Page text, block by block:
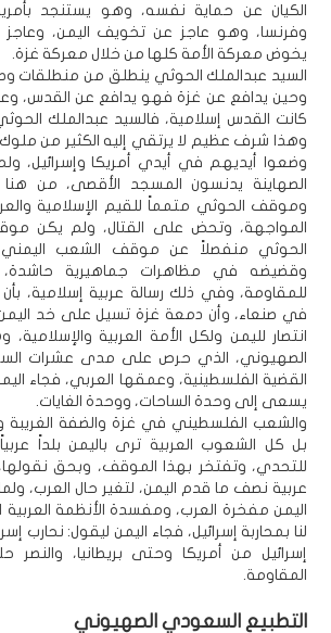
الكيان عن حماية نفسه، وهو يستنجد بأمريكا
وفرنسا، وهو عاجز عن تخويف اليمن، وعاجز
يخوض معركة الأمة كلها من خلال معركة غزة.
السيد عبدالملك الحوثي ينطلق من منطلقات
وحين يدافع عن غزة فهو يدافع عن القدس،
كانت القدس إسلامية، فالسيد عبدالملك
وهذا شرف عظيم لا يرتقي إليه الكثير من ملوك
وضعوا أيديهم في أيدي أمريكا وإسرائيل،
الصهاينة يدنسون المسجد الأقصى، من
وموقف الحوثي متمماً للقيم الإسلامية
المواجهة، وتحض على القتال، ولم يكن
الحوثي منفصلاً عن موقف الشعب
وقضيضه في مظاهرات جماهيرية حاشدة،
للمقاومة، وفي ذلك رسالة عربية إسلامية،
في صنعاء، وأن دمعة غزة تسيل على خد
انتصار لليمن ولكل الأمة العربية
الصهيوني، الذي حرص على مدى عشرات
القضية الفلسطينية، وعمقها العربي، فجاء
يسعى إلى وحدة الساحات، ووحدة الغايات.
والشعب الفلسطيني في غزة والضفة
بل كل الشعوب العربية ترى باليمن بلداً
للتحدي، وتفتخر بهذا الموقف، وبحق
عربية نصف ما قدم اليمن، لتغير حال العرب،
اليمن مفخرة العرب، ومفسدة الأنظمة العربية
لنا بمحاربة إسرائيل، فجاء اليمن ليقول:
إسرائيل من أمريكا وحتى بريطانيا،
المقاومة.
التطبيع السعودي الصهيوني